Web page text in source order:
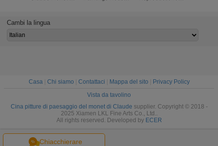
Sunrise di
impressionismo
Chiacchierare
Cambi la lingua
Casa| Chi siamo Contattaci Mappa del sito
Privacy Policy
Vista da tavolino
Cina pitture di paesaggio del monet di Claude supplier. Copyright © 2018 -
2025 Xiamen LKL Fine Arts Co., Ltd..
All rights reserved. Developed by ECER